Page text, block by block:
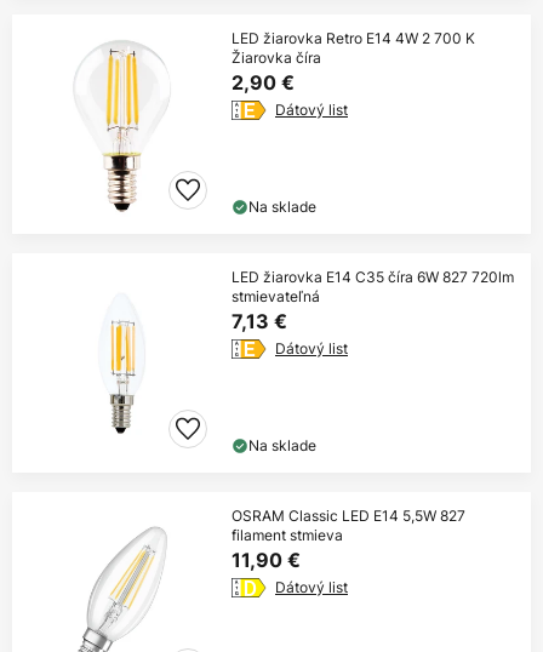
LED žiarovka Retro E14 4W 2 700 K
Žiarovka číra
2,90 €
Dátový list
Na sklade
LED žiarovka E14 C35 číra 6W 827 720lm
stmievateľná
7,13 €
Dátový list
Na sklade
OSRAM Classic LED E14 5,5W 827
filament stmieva
11,90 €
Dátový list